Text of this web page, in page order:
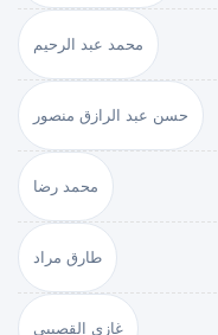
محمد عبد الرحيم
حسن عبد الرازق منصور
محمد رضا
طارق مراد
غازي القصيبي